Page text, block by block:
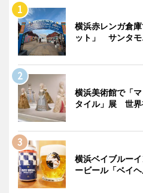
横浜赤レンガ倉
ット」 サンタ
横浜美術館で「
タイル」展 世界
横浜ベイブルー
ービール「ベイヘ